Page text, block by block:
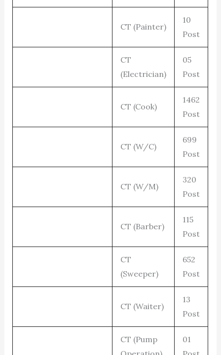
CT (Painter)
10
Post
CT
(Electrician)
05
Post
CT (Cook)
1462
Post
CT (W/C)
699
Post
CT (W/M)
320
Post
CT (Barber)
115
Post
CT
(Sweeper)
652
Post
CT (Waiter)
13
Post
CT (Pump
01